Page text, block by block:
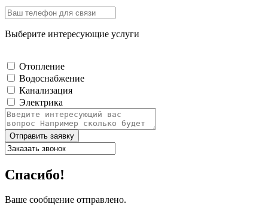
Выберите интересующие услуги
Отопление
Водоснабжение
Канализация
Электрика
Отправить заявку
Спасибо!
Ваше сообщение отправлено.